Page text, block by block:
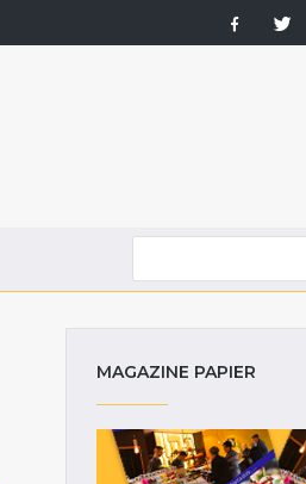
MAGAZINE PAPIER